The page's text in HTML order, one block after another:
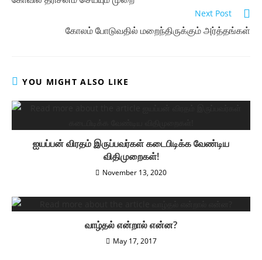
articles
Next Post
கோலம் போடுவதில் மறைந்திருக்கும் அர்த்தங்கள்
YOU MIGHT ALSO LIKE
ஐயப்பன் விரதம் இருப்பவர்கள் கடைபிடிக்க வேண்டிய
விதிமுறைகள்!
November 13, 2020
வாழ்தல் என்றால் என்ன?
May 17, 2017